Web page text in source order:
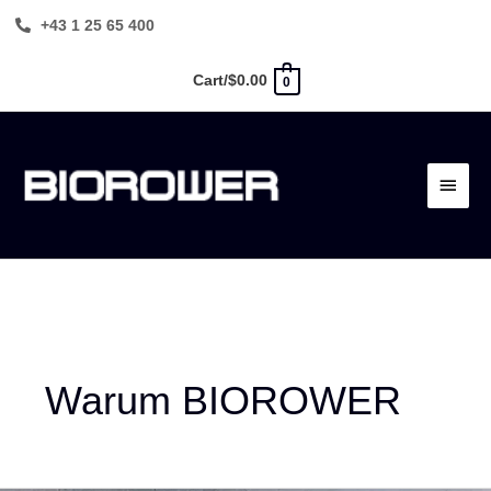
+43 1 25 65 400
Cart/$0.00 0
Warum BIOROWER